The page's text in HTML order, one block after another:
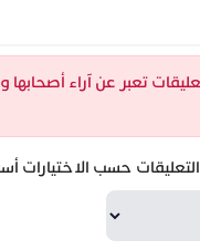
تعبر عن آراء
حسب الاختيارات